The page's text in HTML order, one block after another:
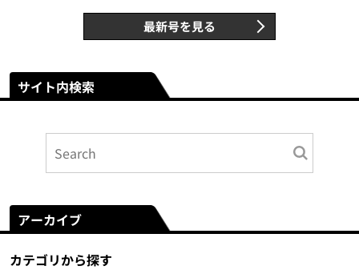
最新号を見る
サイト内検索
アーカイブ
カテゴリから探す